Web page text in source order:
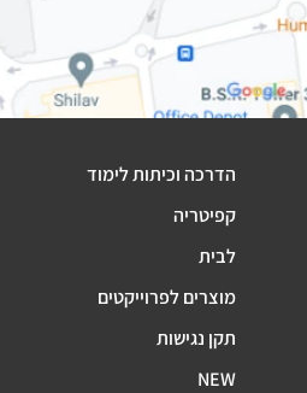
הדרכה וכיתות לימוד
קפיטריה
לבית
מוצרים לפרוייקטים
תקן נגישות
NEW